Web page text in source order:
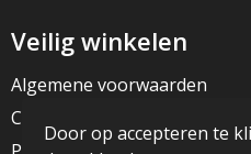
Veilig winkelen
Algemene voorwaarden
Cookieverklaring
Door op accepteren te